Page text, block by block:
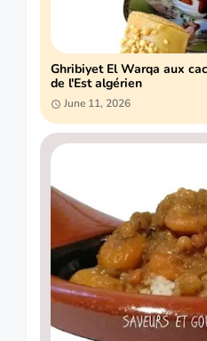
Ghribiyet El Warqa aux
de l'Est algérien
June 11, 2026